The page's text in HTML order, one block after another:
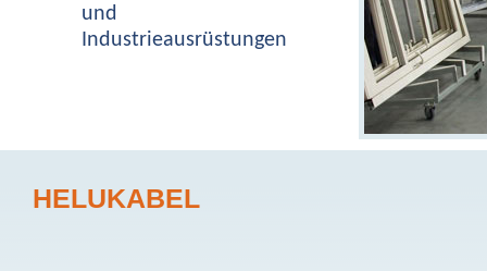
und
Industrieausrüstungen
HELUKABEL